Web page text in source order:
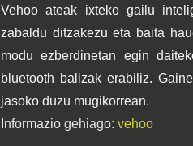
Vehoo ateak ixteko gailu
zabaldu ditzakezu eta baita
modu ezberdinetan egin
bluetooth balizak erabiliz.
jasoko duzu mugikorrean.
Informazio gehiago: vehoo